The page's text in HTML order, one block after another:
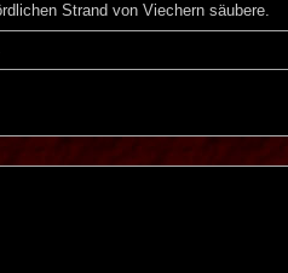
Strand von Viechern säubere.